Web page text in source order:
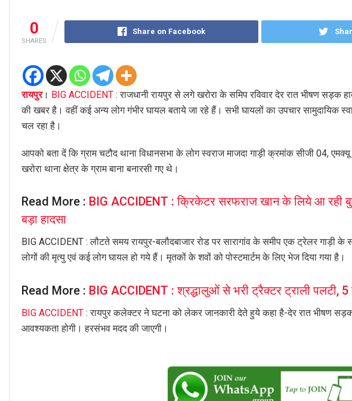
0
SHARES
Share on Facebook
रायपुर। BIG ACCIDENT : राजधानी रायपुर से लगे खरोरा के समिप रविवार देर रात भीषण सड़क
की खबर है। वहीं कई अन्य लोग गंभीर घायल बताये जा रहे हैं। सभी घायलों का उपचार सामुदायिक
चल रहा है।
आपको बता दें कि ग्राम चटौद थाना विधानसभा के लोग स्वराज माजदा गाड़ी क्रमांक सीजी 04,
खरोरा थाना क्षेत्र के ग्राम बाना बनारसी गए थे।
Read More : BIG ACCIDENT : क्रिकेटर सरफराज खान के लिये आ रही
बड़ा हादसा
BIG ACCIDENT : लौटते समय रायपुर-बलौदबाजार रोड पर सारागांव के समीप एक ट्रेलर गाड़ी के
लोगों की मृत्यु एवं कई लोग घायल हो गये हैं। मृतकों के शवों को पोस्टमार्टम के लिए भेज दिया गया है।
Read More : BIG ACCIDENT : श्रद्धालुओं से भरी ट्रैक्टर ट्राली पलटी, 5
BIG ACCIDENT : रायपुर कलेक्टर ने घटना को लेकर जानकारी देते हुये कहा है-देर रात भीषण
आवश्यकता होगी। हरसंभव मदद की जाएगी।